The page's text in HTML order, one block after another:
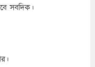
সবদিক।